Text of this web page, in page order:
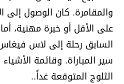
والمقامرة. كان الوصول إلى
على الأقل أو خبرة مهنية،
السابق رحلة إلى لاس
سير المباراة. وقائمة
الثلوج المتوقعة غداً..